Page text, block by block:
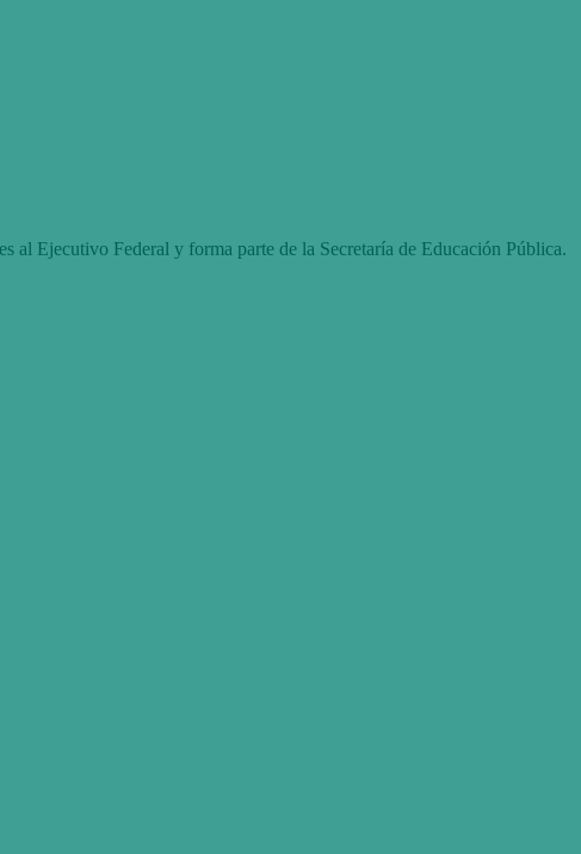
al Ejecutivo Federal y forma parte de la Secretaría de Educación Pública.